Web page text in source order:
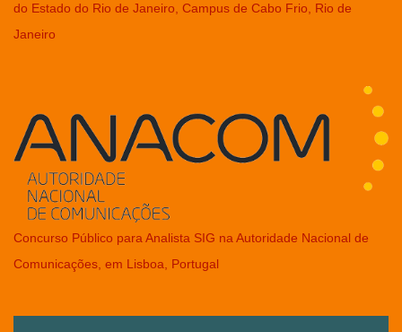
do Estado do Rio de Janeiro, Campus de Cabo Frio, Rio de
Janeiro
Concurso Público para Analista SIG na Autoridade Nacional de
Comunicações, em Lisboa, Portugal